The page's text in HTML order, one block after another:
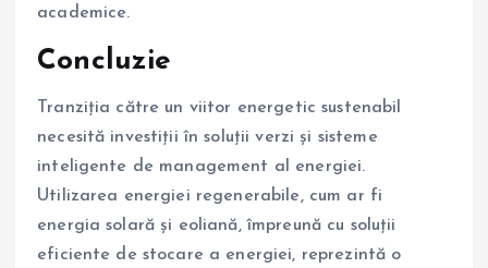
academice.
Concluzie
Tranziția către un viitor energetic sustenabil
necesită investiții în soluții verzi și sisteme
inteligente de management al energiei.
Utilizarea energiei regenerabile, cum ar fi
energia solară și eoliană, împreună cu soluții
eficiente de stocare a energiei, reprezintă o